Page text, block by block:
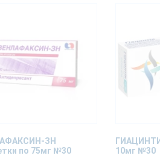
ЗН
по 75мг №30
10мг №30